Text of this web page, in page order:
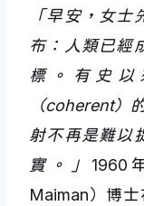
「早安，女
布：人類已經
標。有史
（coherent）
射不再是難以
實。」 1960
Maiman）博